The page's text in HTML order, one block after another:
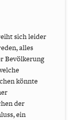
sich leider
alles
Bevölkerung
könnte
der
ein